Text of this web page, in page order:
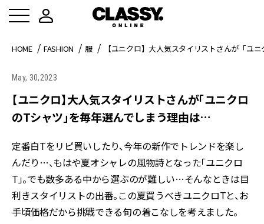
HOME FASHION 服 【ユニクロ】大人気スタイリストさんが「ユ
May, 30,2023
【ユニクロ】大人気スタイリストさんが「ユニクロ
のTシャツ」を毎年選んでしまう理由は…
定番白Tをリピ買いしたり、今年の新作でトレンドを楽し
んだり…、もはや夏オシャレの風物詩となった「ユニクロ
T」。でも数多ある中から選ぶのが難しい…そんなときは目
利きスタイリストの出番。この夏買うべきユニクロTと、お
手頃価格だから挑戦できる旬の着こなしを考えました。